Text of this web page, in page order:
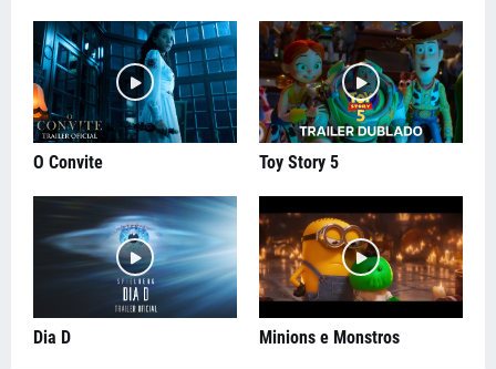
O Convite Toy Story 5
Dia D Minions e Monstros